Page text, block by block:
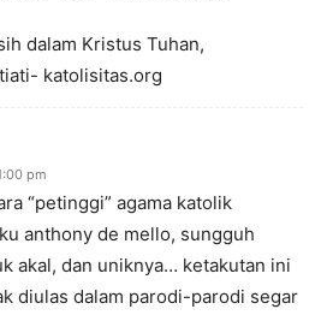
dalam Kristus Tuhan,
katolisitas.org
pm
“petinggi” agama katolik
anthony de mello, sungguh
akal, dan uniknya… ketakutan ini
diulas dalam parodi-parodi segar